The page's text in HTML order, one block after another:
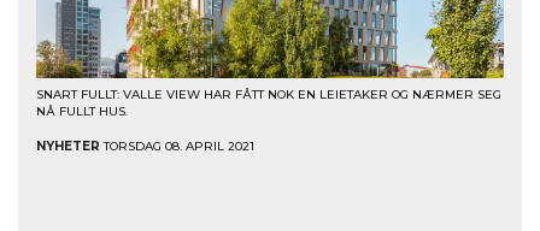
SNART FULLT: VALLE VIEW HAR FÅTT NOK EN LEIETAKER OG NÆRMER SEG
NÅ FULLT HUS.
NYHETER TORSDAG 08. APRIL 2021